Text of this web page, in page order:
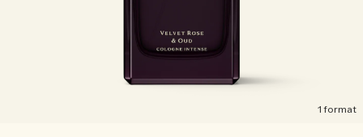
1 format